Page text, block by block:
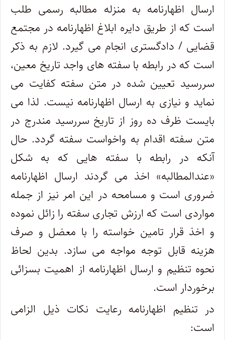
ارسال اظهارنامه به منزله مطالبه رسمی طلب
است که از طریق دایره ابلاغ اظهارنامه در مجتمع
قضایی / دادگستری انجام می گیرد. لازم به ذکر
است که در رابطه با سفته های واجد تاریخ معین،
سررسید تعیین شده در متن سفته کفایت می
نماید و نیازی به ارسال اظهارنامه نیست. لذا می
بایست ظرف ده روز از تاریخ سررسید مندرج در
متن سفته اقدام به واخواست سفته گردد. حال
آنکه در رابطه با سفته هایی که به شکل
«عندالمطالبه» اخذ می گردند ارسال اظهارنامه
ضروری است و مسامحه در این امر نیز از جمله
مواردی است که ارزش تجاری سفته را زائل نموده
و اخذ قرار تامین خواسته را با معضل و صرف
هزینه قابل توجه مواجه می سازد. بدین لحاظ
نحوه تنظیم و ارسال اظهارنامه از اهمیت بسزائی
برخوردار است.
در تنظیم اظهارنامه رعایت نکات ذیل الزامی
است: